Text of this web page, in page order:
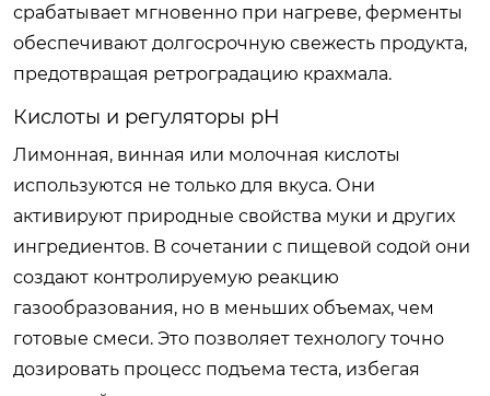
срабатывает мгновенно при нагреве, ферменты
обеспечивают долгосрочную свежесть продукта,
предотвращая ретроградацию крахмала.
Кислоты и регуляторы pH
Лимонная, винная или молочная кислоты
используются не только для вкуса. Они
активируют природные свойства муки и других
ингредиентов. В сочетании с пищевой содой они
создают контролируемую реакцию
газообразования, но в меньших объемах, чем
готовые смеси. Это позволяет технологу точно
дозировать процесс подъема теста, избегая